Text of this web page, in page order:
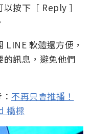
按下［ Reply ］
LINE 軟體還方便，
訊息，避免他們
不再只會推播！
橋樑